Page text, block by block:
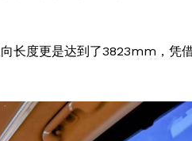
长度更是达到了3823mm，凭